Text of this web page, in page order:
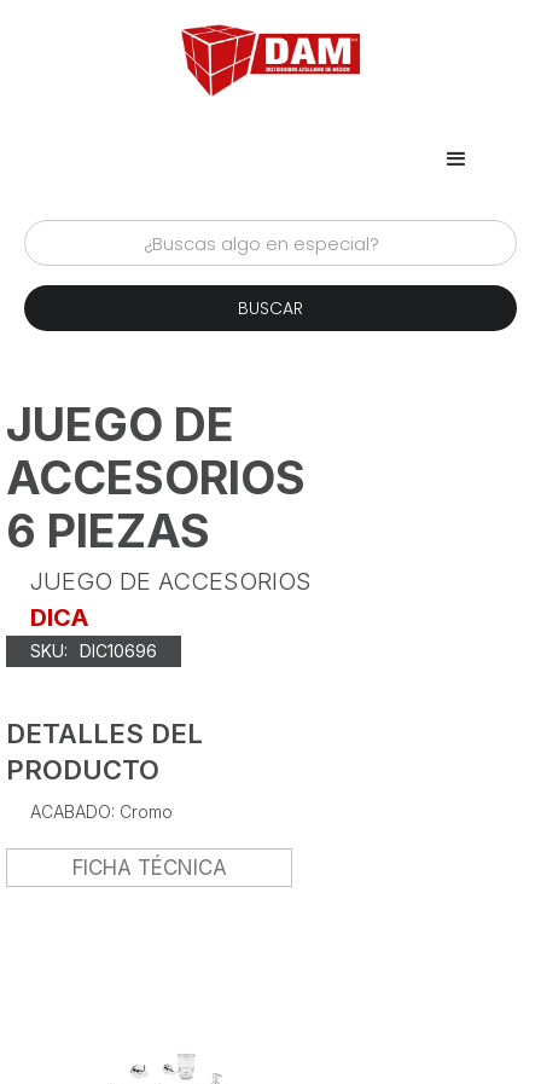
JUEGO DE
ACCESORIOS
6 PIEZAS
JUEGO DE ACCESORIOS
DICA
SKU: DIC10696
DETALLES DEL
PRODUCTO
ACABADO: Cromo
FICHA TÉCNICA